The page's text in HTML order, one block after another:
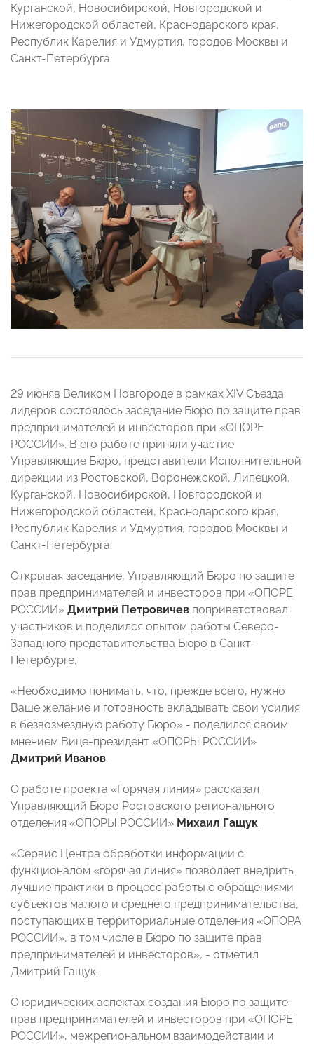
Курганской, Новосибирской, Новгородской и
Нижегородской областей, Краснодарского края,
Республик Карелия и Удмуртия, городов Москвы и
Санкт-Петербурга.
29 июняв Великом Новгороде в рамках XIV Съезда
лидеров состоялось заседание Бюро по защите прав
предпринимателей и инвесторов при «ОПОРЕ
РОССИИ». В его работе приняли участие
Управляющие Бюро, представители Исполнительной
дирекции из Ростовской, Воронежской, Липецкой,
Курганской, Новосибирской, Новгородской и
Нижегородской областей, Краснодарского края,
Республик Карелия и Удмуртия, городов Москвы и
Санкт-Петербурга.
Открывая заседание, Управляющий Бюро по защите
прав предпринимателей и инвесторов при «ОПОРЕ
РОССИИ» Дмитрий Петровичев поприветствовал
участников и поделился опытом работы Северо-
Западного представительства Бюро в Санкт-
Петербурге.
«Необходимо понимать, что, прежде всего, нужно
Ваше желание и готовность вкладывать свои усилия
в безвозмездную работу Бюро» - поделился своим
мнением Вице-президент «ОПОРЫ РОССИИ»
Дмитрий Иванов.
О работе проекта «Горячая линия» рассказал
Управляющий Бюро Ростовского регионального
отделения «ОПОРЫ РОССИИ» Михаил Гащук.
«Сервис Центра обработки информации с
функционалом «горячая линия» позволяет внедрить
лучшие практики в процесс работы с обращениями
субъектов малого и среднего предпринимательства,
поступающих в территориальные отделения «ОПОРА
РОССИИ», в том числе в Бюро по защите прав
предпринимателей и инвесторов», - отметил
Дмитрий Гащук.
О юридических аспектах создания Бюро по защите
прав предпринимателей и инвесторов при «ОПОРЕ
РОССИИ», межрегиональном взаимодействии и